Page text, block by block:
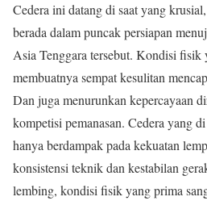
Cedera ini datang di saat yang
berada dalam puncak persiapan
Asia Tenggara tersebut. Kondisi fisik
membuatnya sempat kesulitan
Dan juga menurunkan kepercayaan
kompetisi pemanasan. Cedera yang
hanya berdampak pada kekuatan
konsistensi teknik dan kestabilan
lembing, kondisi fisik yang prima